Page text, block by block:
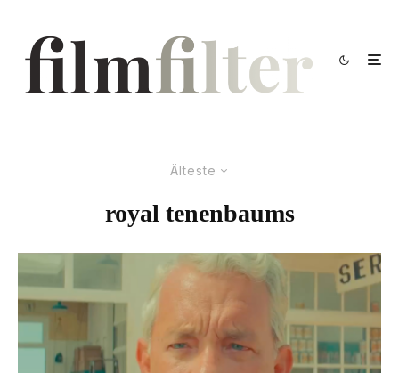
Älteste
royal tenenbaums